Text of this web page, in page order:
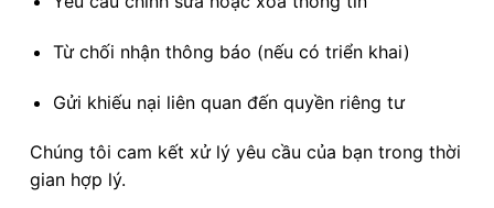
Từ chối nhận thông báo (nếu có triển khai)
Gửi khiếu nại liên quan đến quyền riêng tư
Chúng tôi cam kết xử lý yêu cầu của bạn trong thời
gian hợp lý.